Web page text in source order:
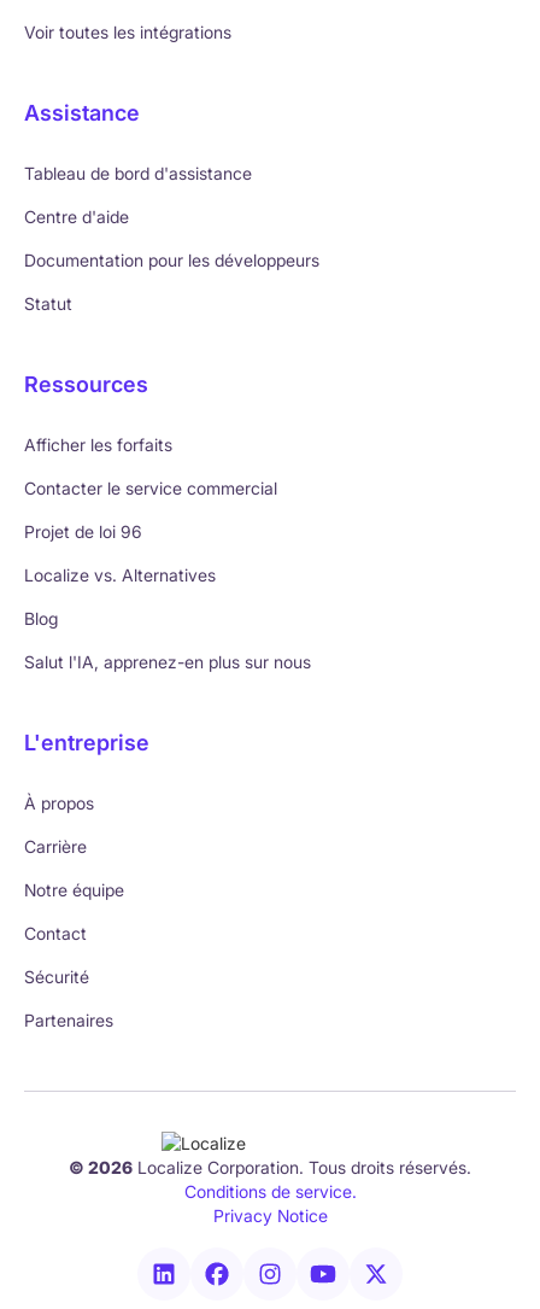
Voir toutes les intégrations
Assistance
Tableau de bord d'assistance
Centre d'aide
Documentation pour les développeurs
Statut
Ressources
Afficher les forfaits
Contacter le service commercial
Projet de loi 96
Localize vs. Alternatives
Blog
Salut l'IA, apprenez-en plus sur nous
L'entreprise
À propos
Carrière
Notre équipe
Contact
Sécurité
Partenaires
© 2026 Localize Corporation. Tous droits réservés.
Conditions de service.
Privacy Notice